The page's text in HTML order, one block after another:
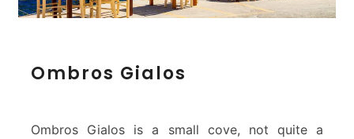
m
o
Ombros Gialos
Ombros Gialos is a small cove, not quite a